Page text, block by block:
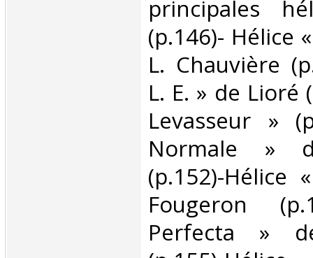
principales
(p.146)- Hélice
L. Chauvière
L. E. » de Lioré
Levasseur »
Normale »
(p.152)-Hélice
Fougeron
Perfecta »